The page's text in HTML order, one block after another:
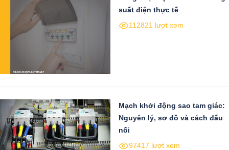
suất điện thực tế
112821 lượt xem
Mạch khởi động sao tam giác:
Nguyên lý, sơ đồ và cách đấu
nối
97417 lượt xem